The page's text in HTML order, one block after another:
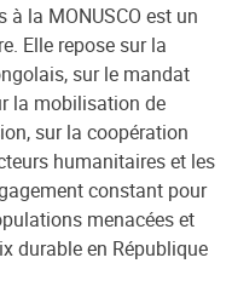
la MONUSCO est un
Elle repose sur la
sur le mandat
la mobilisation de
sur la coopération
humanitaires et les
constant pour
menacées et
durable en République